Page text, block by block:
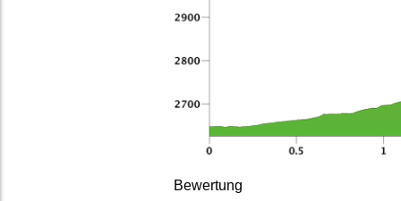
Bewertung